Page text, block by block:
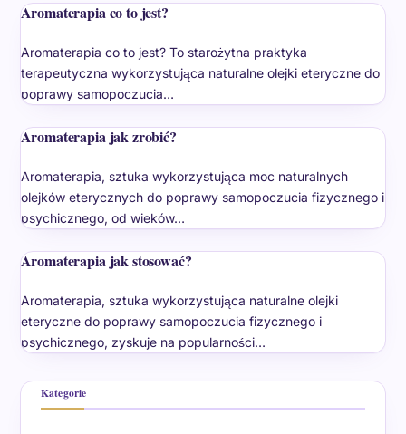
Aromaterapia co to jest?
Aromaterapia co to jest? To starożytna praktyka
terapeutyczna wykorzystująca naturalne olejki eteryczne do
poprawy samopoczucia…
Aromaterapia jak zrobić?
Aromaterapia, sztuka wykorzystująca moc naturalnych
olejków eterycznych do poprawy samopoczucia fizycznego i
psychicznego, od wieków…
Aromaterapia jak stosować?
Aromaterapia, sztuka wykorzystująca naturalne olejki
eteryczne do poprawy samopoczucia fizycznego i
psychicznego, zyskuje na popularności…
Kategorie